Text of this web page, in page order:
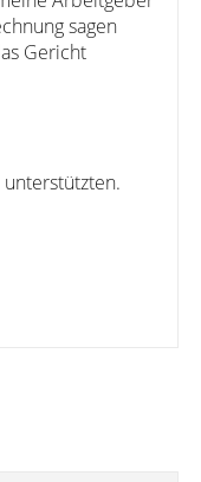
sagen
Gericht